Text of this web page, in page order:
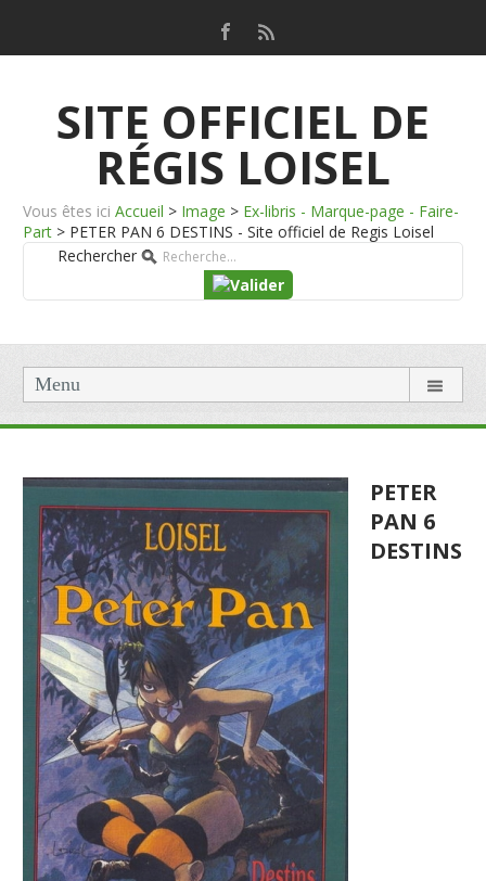
SITE OFFICIEL DE
RÉGIS LOISEL
Vous êtes ici Accueil > Image > Ex-libris - Marque-page - Faire-
Part > PETER PAN 6 DESTINS - Site officiel de Regis Loisel
Rechercher
Menu
PETER
PAN 6
DESTINS